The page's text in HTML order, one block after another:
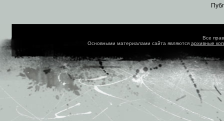
Все
Основными материалами сайта являются архивные